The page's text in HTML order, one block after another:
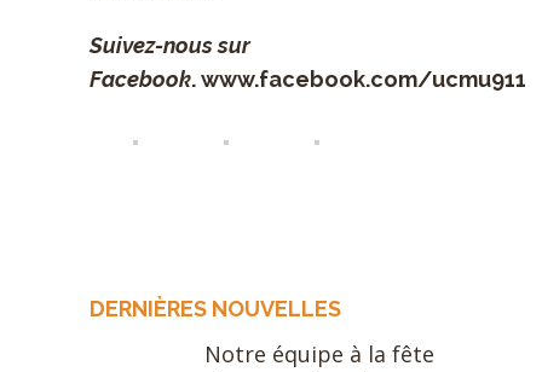
Suivez-nous sur
Facebook.www.facebook.com/ucmu911
DERNIÈRES NOUVELLES
Notre équipe à la fête